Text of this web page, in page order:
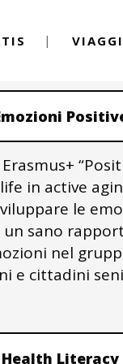
in active
le
un sano
nel
e cittadini
Health Literacy